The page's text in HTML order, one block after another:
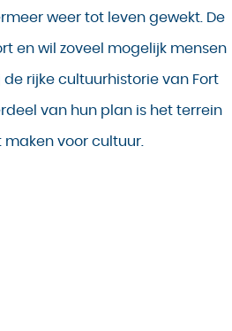
weer tot leven gewekt. De
en wil zoveel mogelijk mensen
rijke cultuurhistorie van Fort
van hun plan is het terrein
voor cultuur.